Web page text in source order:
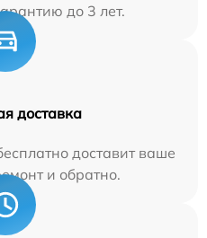
до 3 лет.
доставка
доставит ваше
и обратно.